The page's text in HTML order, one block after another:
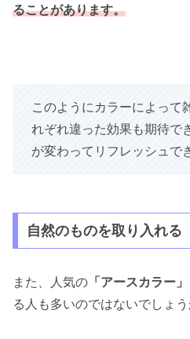
ることがあります。
このようにカラーによって
れぞれ違った効果も期待で
が変わってリフレッシュで
自然のものを取り入れる
また、人気の 「アースカラー」
る人も多いのではないでしょう